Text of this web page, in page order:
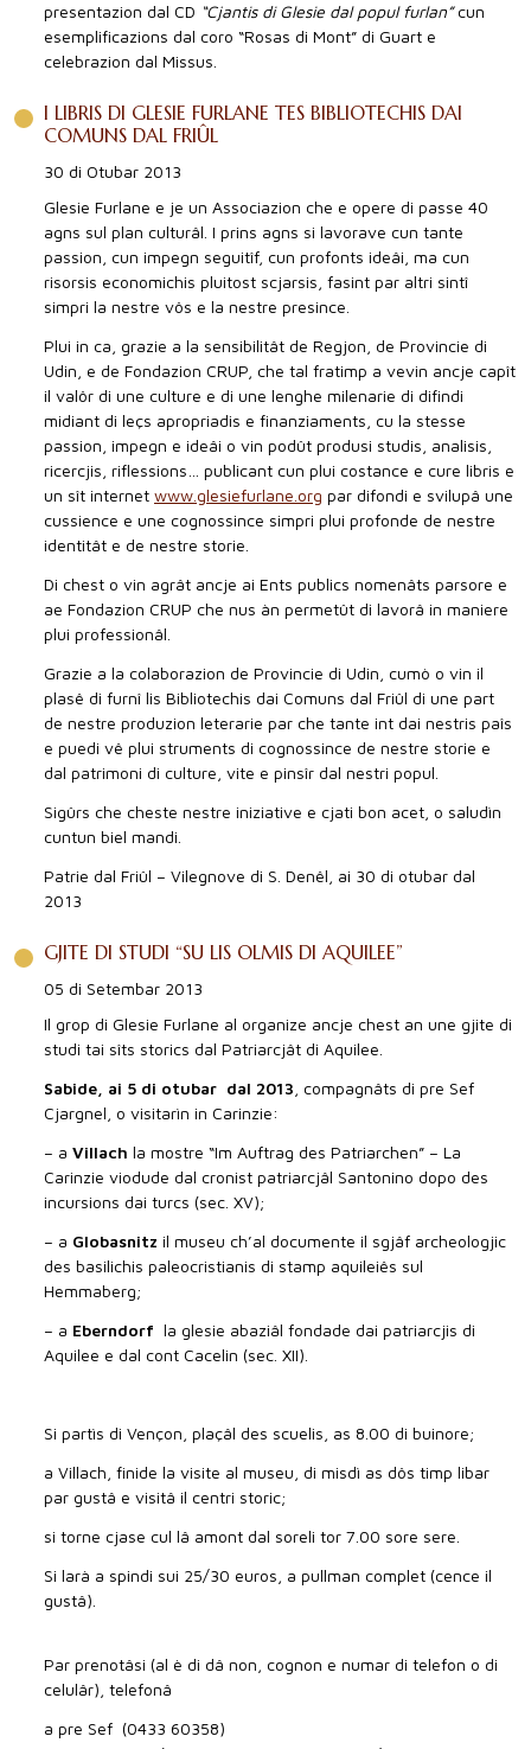
presentazion dal CD “Cjantis di Glesie dal popul furlan”cun
esemplificazions dal coro “Rosas di Mont” di Guart e
celebrazion dal Missus.
I LIBRIS DI GLESIE FURLANE TES BIBLIOTECHIS DAI
COMUNS DAL FRIÛL
30 di Otubar 2013
Glesie Furlane e je un Associazion che e opere di passe 40
agns sul plan culturâl. I prins agns si lavorave cun tante
passion, cun impegn seguitîf, cun profonts ideâi, ma cun
risorsis economichis pluitost scjarsis, fasint par altri sintî
simpri la nestre vôs e la nestre presince.
Plui in ca, grazie a la sensibilitât de Regjon, de Provincie di
Udin, e de Fondazion CRUP, che tal fratimp a vevin ancje capît
il valôr di une culture e di une lenghe milenarie di difindi
midiant di leçs apropriadis e finanziaments, cu la stesse
passion, impegn e ideâi o vin podût produsi studis, analisis,
ricercjis, riflessions… publicant cun plui costance e cure libris e
un sît internet www.glesiefurlane.org par difondi e svilupâ une
cussience e une cognossince simpri plui profonde de nestre
identitât e de nestre storie.
Di chest o vin agrât ancje ai Ents publics nomenâts parsore e
ae Fondazion CRUP che nus àn permetût di lavorâ in maniere
plui professionâl.
Grazie a la colaborazion de Provincie di Udin, cumò o vin il
plasê di furnî lis Bibliotechis dai Comuns dal Friûl di une part
de nestre produzion leterarie par che tante int dai nestris paîs
e puedi vê plui struments di cognossince de nestre storie e
dal patrimoni di culture, vite e pinsîr dal nestri popul.
Sigûrs che cheste nestre iniziative e cjati bon acet, o saludìn
cuntun biel mandi.
Patrie dal Friûl – Vilegnove di S. Denêl, ai 30 di otubar dal
2013
GJITE DI STUDI “SU LIS OLMIS DI AQUILEE”
05 di Setembar 2013
Il grop di Glesie Furlane al organize ancje chest an une gjite di
studi tai sîts storics dal Patriarcjât di Aquilee.
Sabide, ai 5 di otubar dal 2013 , compagnâts di pre Sef
Cjargnel, o visitarìn in Carinzie:
– a Villach la mostre “Im Auftrag des Patriarchen” – La
Carinzie viodude dal cronist patriarcjâl Santonino dopo des
incursions dai turcs (sec. XV);
– a Globasnitz il museu ch’al documente il sgjâf archeologjic
des basilichis paleocristianis di stamp aquileiês sul
Hemmaberg;
– a Eberndorf la glesie abaziâl fondade dai patriarcjis di
Aquilee e dal cont Cacelin (sec. XII).
Si partìs di Vençon, plaçâl des scuelis, as 8.00 di buinore;
a Villach, finide la visite al museu, di misdì as dôs timp libar
par gustâ e visitâ il centri storic;
si torne cjase cul lâ amont dal soreli tor 7.00 sore sere.
Si larà a spindi sui 25/30 euros, a pullman complet (cence il
gustâ).
Par prenotâsi (al è di dâ non, cognon e numar di telefon o di
celulâr), telefonâ
a pre Sef (0433 60358)